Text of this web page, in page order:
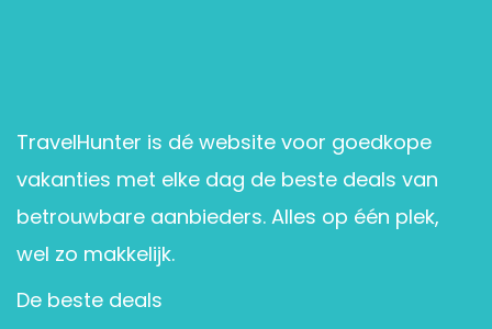
TravelHunter is dé website voor goedkope
vakanties met elke dag de beste deals van
betrouwbare aanbieders. Alles op één plek,
wel zo makkelijk.
De beste deals